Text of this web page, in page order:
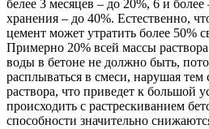
белее 3 месяцев – до 20%, 6 и более
хранения – до 40%. Естественно,
цемент может утратить более 50%
Примерно 20% всей массы
воды в бетоне не должно быть,
расплываться в смеси, нарушая
раствора, что приведет к большой
происходить с растрескиванием
способности значительно